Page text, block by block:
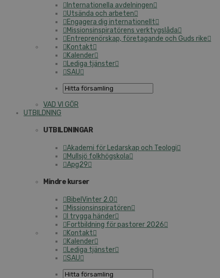
Internationella avdelningen
Utsända och arbeten
Engagera dig internationellt
Missionsinspiratörens verktygslåda
Entreprenörskap, företagande och Guds rike
Kontakt
Kalender
Lediga tjänster
SAU
VAD VI GÖR
UTBILDNING
UTBILDNINGAR
Akademi för Ledarskap och Teologi
Mullsjö folkhögskola
Apg29
Mindre kurser
BibelVinter 2.0
Missionsinspiratören
I trygga händer
Fortbildning för pastorer 2026
Kontakt
Kalender
Lediga tjänster
SAU